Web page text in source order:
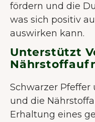
fördern und die
was sich positiv
auswirken kann.
Unterstützt
Schwarzer
und die
Erhaltung eines